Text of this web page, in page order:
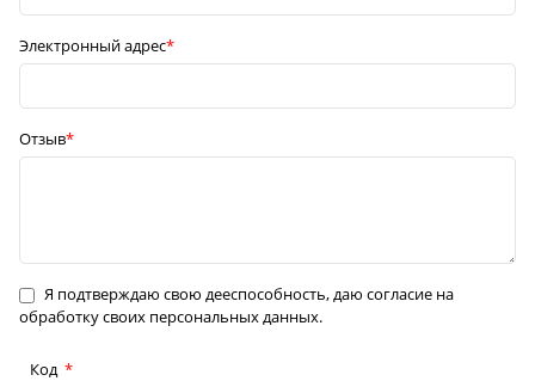
Электронный адрес
Отзыв
Я подтверждаю свою дееспособность, даю согласие на
обработку своих персональных данных.
Код